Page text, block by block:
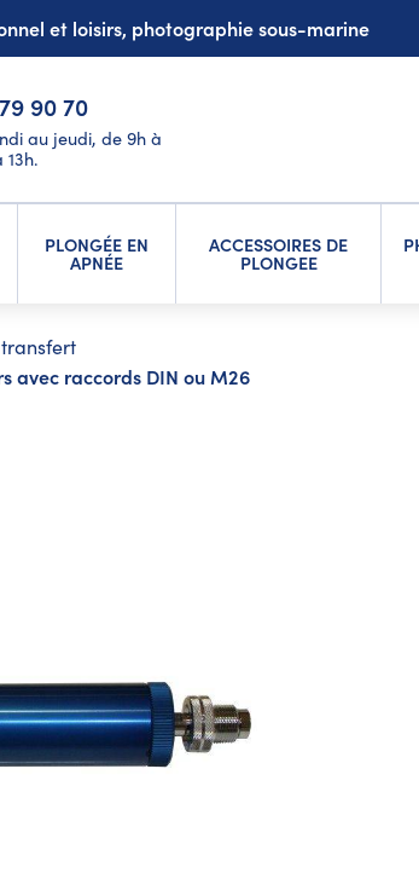
et loisirs, photographie sous-marine
90 70
au jeudi, de 9h à
PLONGÉE EN
APNÉE
ACCESSOIRES DE
PLONGEE
avec raccords DIN ou M26